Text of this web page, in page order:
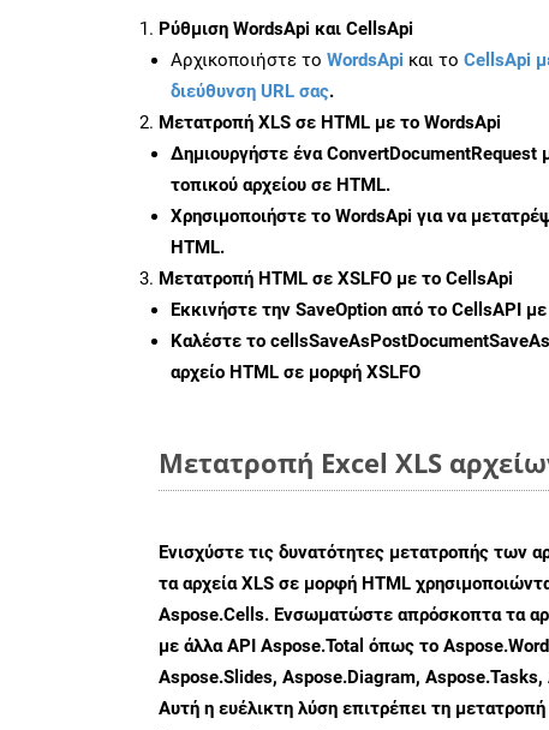
Ρύθμιση WordsApi και CellsApi
Αρχικοποιήστε το WordsApi και το CellsApi
διεύθυνση URL σας.
Μετατροπή XLS σε HTML με το WordsApi
Δημιουργήστε έναConvertDocumentRequest
τοπικού αρχείου σε HTML.
Χρησιμοποιήστε το WordsApi για να
HTML.
Μετατροπή HTML σε XSLFO με το CellsApi
Εκκινήστε την SaveOption από το CellsAPI
Καλέστε το cellsSaveAsPostDocumentSaveAs
αρχείο HTML σε μορφή XSLFO
Μετατροπή Excel XLS
Ενισχύστε τις δυνατότητες μετατροπής των
τα αρχεία XLS σε μορφή HTML
Aspose.Cells. Ενσωματώστε απρόσκοπτα τα
με άλλα API Aspose.Total όπως το
Aspose.Slides, Aspose.Diagram,
Αυτή η ευέλικτη λύση επιτρέπει τη